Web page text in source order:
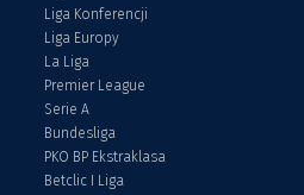
Liga Konferencji
Liga Europy
La Liga
Premier League
Serie A
Bundesliga
PKO BP Ekstraklasa
Betclic I Liga